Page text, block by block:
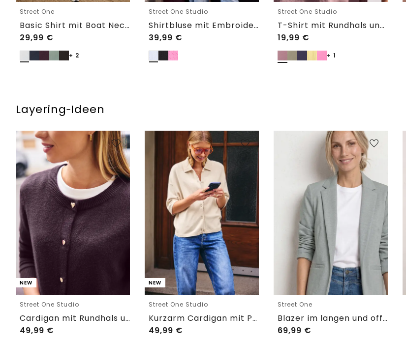
Street One
Basic Shirt mit Boat Neck und Elastikbund
29,99 €
+ 2
Street One Studio
Shirtbluse mit Embroidery-Front
39,99 €
Street One Studio
T-Shirt mit Rundhals und Embroidery-Detail
19,99 €
+ 1
Layering‑Ideen
NEW
Street One Studio
Cardigan mit Rundhals und Knöpfen
49,99 €
NEW
Street One Studio
Kurzarm Cardigan mit Polokragen
49,99 €
Street One
Blazer im langen und offenen Schnitt
69,99 €